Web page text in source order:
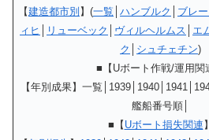
【建造都市別 】(一覧 ハンブルク ブレ
ィヒ
リューベック ヴィルヘルムス エ
ク
シュチェチン)
■【Uボート作戦/運用関
【年別成果】一覧
艦船番号順│
■ 【 Uボート損失関連 】